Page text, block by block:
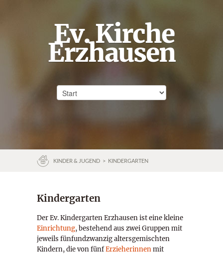
Ev. Kirche
Erzhausen
KINDER & JUGEND > KINDERGARTEN
Kindergarten
Der Ev. Kindergarten Erzhausen ist eine kleine
Einrichtung, bestehend aus zwei Gruppen mit
jeweils fünfundzwanzig altersgemischten
Kindern, die von fünfErzieherinnenmit